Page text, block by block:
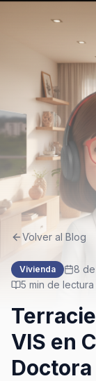
Volver al Blog
Vivienda 8
5 min de lectura
VIS en
Doctora